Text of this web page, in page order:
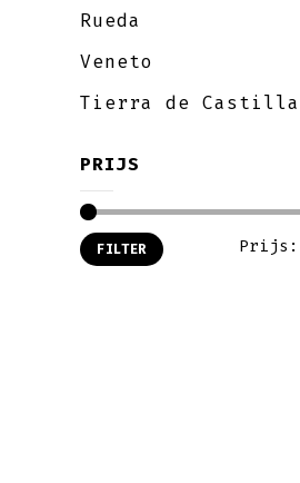
Rueda
Veneto
Tierra de Castilla
PRIJS
Min.
prijs
Max.
prijs
FILTER Prijs: